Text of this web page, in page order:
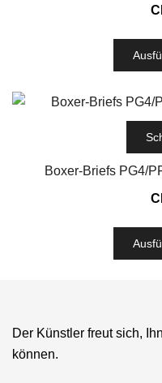
Boxer-Briefs PG4/
Der Künstler freut sich,
können.